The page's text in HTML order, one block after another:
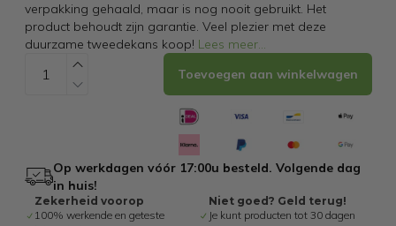
verpakking gehaald, maar is nog nooit gebruikt. Het
product behoudt zijn garantie. Veel plezier met deze
duurzame tweedekans koop! Lees meer...
Toevoegen aan winkelwagen
Op werkdagen vóór 17:00u besteld. Volgende dag
in huis!
Zekerheid voorop
100% werkende en geteste
Niet goed? Geld terug!
Je kunt producten tot 30 dagen